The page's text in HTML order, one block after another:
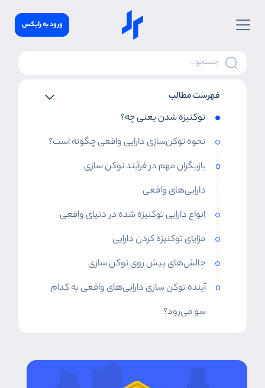
ورود به رابکس
فهرست مطالب
توکنیزه شدن یعنی چه؟
نحوه توکن‌سازی دارایی واقعی چگونه است؟
بازیگران مهم در فرآیند توکن سازی
دارایی‌های واقعی
انواع دارایی توکنیزه شده در دنیای واقعی
مزایای توکنیزه کردن دارایی
چالش‌های پیش روی توکن سازی
آینده توکن سازی دارایی‌های واقعی به کدام
سو می‌رود؟